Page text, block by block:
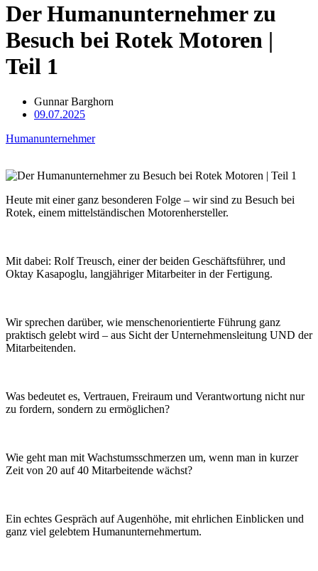
Der Humanunternehmer zu
Besuch bei Rotek Motoren |
Teil 1
Gunnar Barghorn
09.07.2025
Humanunternehmer
Heute mit einer ganz besonderen Folge – wir sind zu Besuch bei
Rotek, einem mittelständischen Motorenhersteller.
Mit dabei: Rolf Treusch, einer der beiden Geschäftsführer, und
Oktay Kasapoglu, langjähriger Mitarbeiter in der Fertigung.
Wir sprechen darüber, wie menschenorientierte Führung ganz
praktisch gelebt wird – aus Sicht der Unternehmensleitung UND der
Mitarbeitenden.
Was bedeutet es, Vertrauen, Freiraum und Verantwortung nicht nur
zu fordern, sondern zu ermöglichen?
Wie geht man mit Wachstumsschmerzen um, wenn man in kurzer
Zeit von 20 auf 40 Mitarbeitende wächst?
Ein echtes Gespräch auf Augenhöhe, mit ehrlichen Einblicken und
ganz viel gelebtem Humanunternehmertum.